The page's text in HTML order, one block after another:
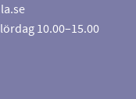
10.00–15.00